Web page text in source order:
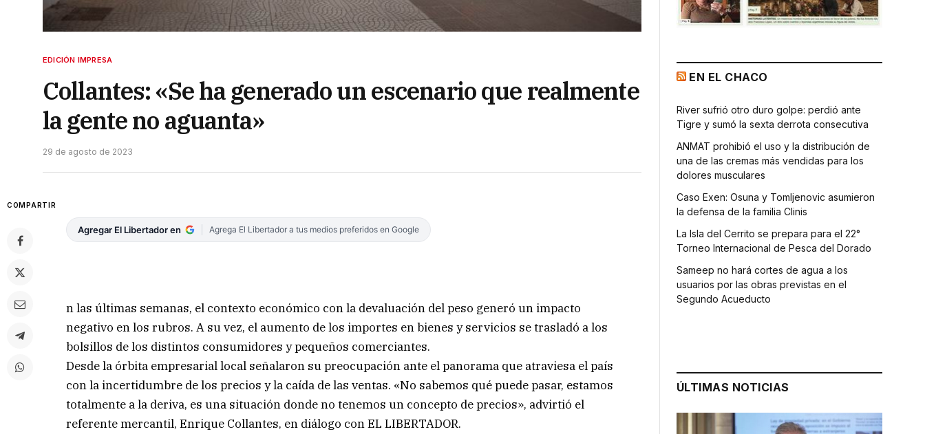
EDICIÓN IMPRESA
Collantes: «Se ha generado un escenario que realmente
la gente no aguanta»
29 de agosto de 2023
COMPARTIR
Agregar El Libertador en Agrega El Libertador a tus medios preferidos en Google
n las últimas semanas, el contexto económico con la devaluación del peso generó un impacto
negativo en los rubros. A su vez, el aumento de los importes en bienes y servicios se trasladó a los
bolsillos de los distintos consumidores y pequeños comerciantes.
Desde la órbita empresarial local señalaron su preocupación ante el panorama que atraviesa el país
con la incertidumbre de los precios y la caída de las ventas. «No sabemos qué puede pasar, estamos
totalmente a la deriva, es una situación donde no tenemos un concepto de precios», advirtió el
referente mercantil, Enrique Collantes, en diálogo con EL LIBERTADOR.
EN EL CHACO
River sufrió otro duro golpe: perdió ante
Tigre y sumó la sexta derrota consecutiva
ANMAT prohibió el uso y la distribución de
una de las cremas más vendidas para los
dolores musculares
Caso Exen: Osuna y Tomljenovic asumieron
la defensa de la familia Clinis
La Isla del Cerrito se prepara para el 22°
Torneo Internacional de Pesca del Dorado
Sameep no hará cortes de agua a los
usuarios por las obras previstas en el
Segundo Acueducto
ÚLTIMAS NOTICIAS